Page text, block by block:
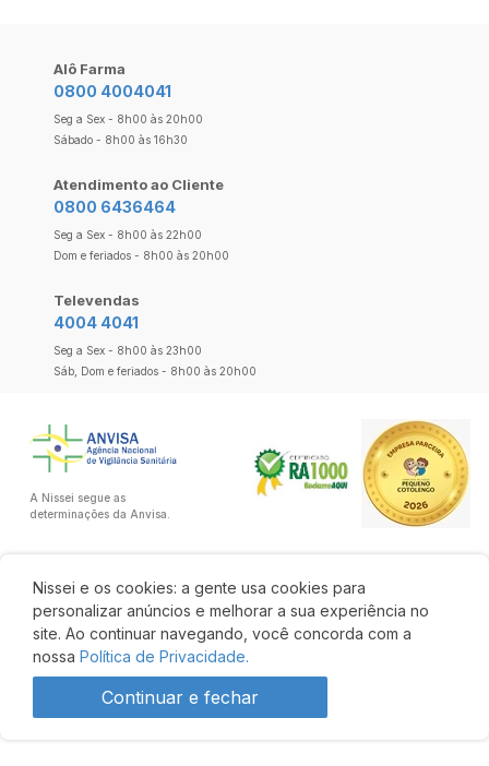
R$ 12,75
Nissei e os cookies: a gente usa cookies para
personalizar anúncios e melhorar a sua experiência no
site. Ao continuar navegando, você concorda com a
nossa Política de Privacidade.
Continuar e fechar
Alô Farma
0800 4004041
Seg a Sex - 8h00 às 20h00
Sábado - 8h00 às 16h30
Atendimento ao Cliente
0800 6436464
Seg a Sex - 8h00 às 22h00
Dom e feriados - 8h00 às 20h00
Televendas
4004 4041
Seg a Sex - 8h00 às 23h00
Sáb, Dom e feriados - 8h00 às 20h00
A Nissei segue as
determinações da Anvisa.